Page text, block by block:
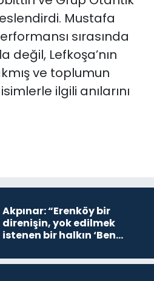
Mustafa
sırasında
değil, Lefkoşa’nın
ve toplumun
ilgili anılarını
Akpınar: “Erenköy bir
direnişin, yok edilmek
istenen bir halkın ‘Ben
devam edeceğim’ dediği